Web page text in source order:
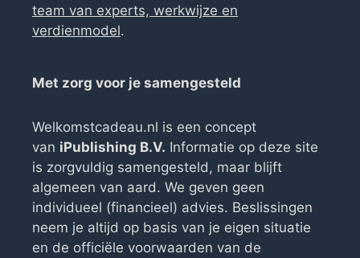
team van experts, werkwijze en
verdienmodel.
Met zorg voor je samengesteld
Welkomstcadeau.nl is een concept
van iPublishing B.V. Informatie op deze site
is zorgvuldig samengesteld, maar blijft
algemeen van aard. We geven geen
individueel (financieel) advies. Beslissingen
neem je altijd op basis van je eigen situatie
en de officiële voorwaarden van de